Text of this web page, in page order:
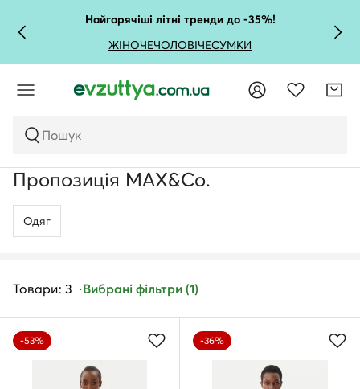
Найгарячіші літні тренди до -35%!
ЖІНОЧЕЧОЛОВІЧЕСУМКИ
Пошук
Пропозиція MAX&Co.
Одяг
Товари: 3 Вибрані фільтри (1)
-53% -36%